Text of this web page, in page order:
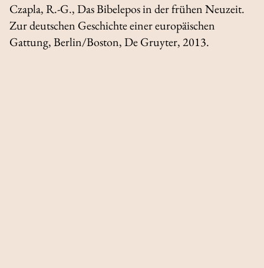
Czapla, R.-G.,Das Bibelepos in der frühen Neuzeit.
Zur deutschen Geschichte einer europäischen
Gattung, Berlin/Boston, De Gruyter, 2013.